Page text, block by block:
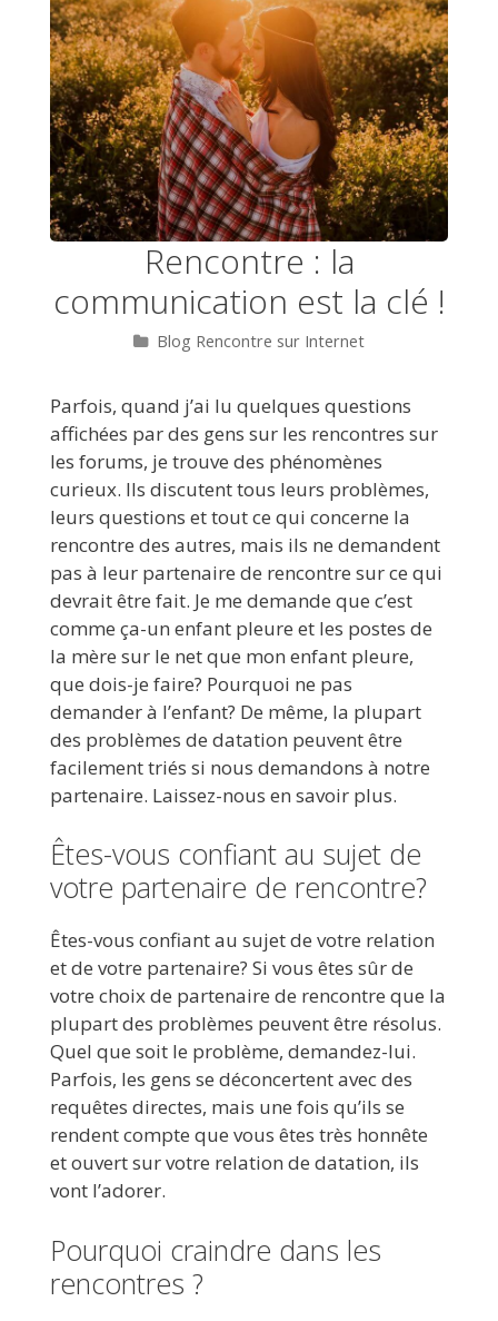
Rencontre : la
communication est la clé !
Catégories
Blog Rencontre sur Internet
Parfois, quand j’ai lu quelques questions
affichées par des gens sur les rencontres sur
les forums, je trouve des phénomènes
curieux. Ils discutent tous leurs problèmes,
leurs questions et tout ce qui concerne la
rencontre des autres, mais ils ne demandent
pas à leur partenaire de rencontre sur ce qui
devrait être fait. Je me demande que c’est
comme ça-un enfant pleure et les postes de
la mère sur le net que mon enfant pleure,
que dois-je faire? Pourquoi ne pas
demander à l’enfant? De même, la plupart
des problèmes de datation peuvent être
facilement triés si nous demandons à notre
partenaire. Laissez-nous en savoir plus.
Êtes-vous confiant au sujet de
votre partenaire de rencontre?
Êtes-vous confiant au sujet de votre relation
et de votre partenaire? Si vous êtes sûr de
votre choix de partenaire de rencontre que la
plupart des problèmes peuvent être résolus.
Quel que soit le problème, demandez-lui.
Parfois, les gens se déconcertent avec des
requêtes directes, mais une fois qu’ils se
rendent compte que vous êtes très honnête
et ouvert sur votre relation de datation, ils
vont l’adorer.
Pourquoi craindre dans les
rencontres ?